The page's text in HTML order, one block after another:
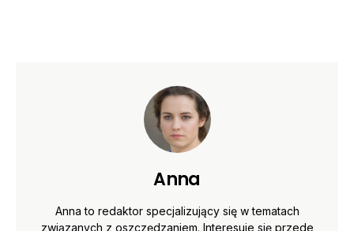
Anna
Anna to redaktor specjalizujący się w tematach
związanych z oszczędzaniem. Interesuje się przede